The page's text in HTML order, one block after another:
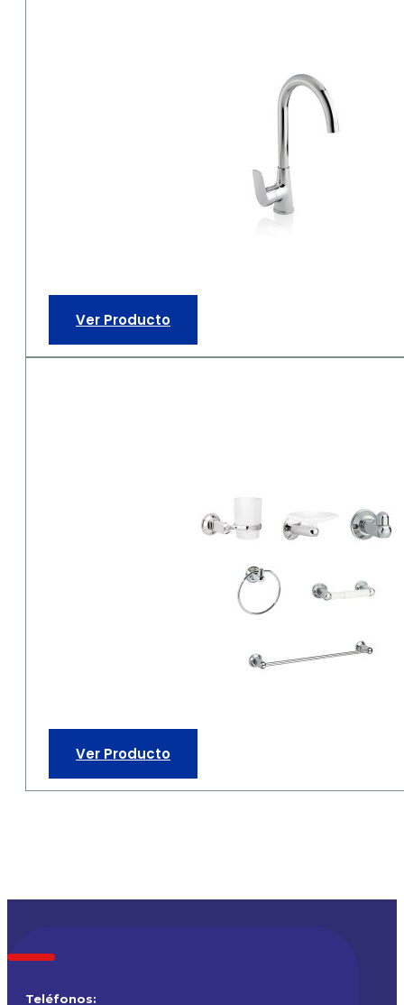
Ver Producto
Ver Producto
Teléfonos: